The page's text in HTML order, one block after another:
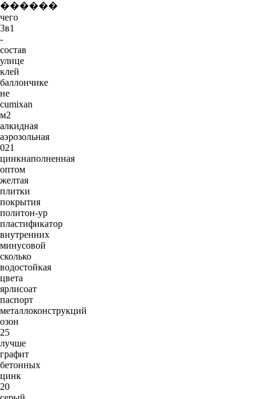
������
чего
3в1
-
состав
улице
клей
баллончике
не
cumixan
м2
алкидная
аэрозольная
021
цинкнаполненная
оптом
желтая
плитки
покрытия
политон-ур
пластификатор
внутренних
минусовой
сколько
водостойкая
цвета
ярлисоат
паспорт
металлоконструкций
озон
25
лучше
графит
бетонных
цинк
20